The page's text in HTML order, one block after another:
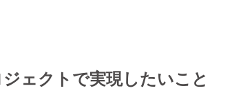
ェクトで実現したいこと